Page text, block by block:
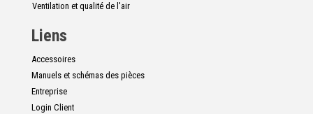
Ventilation et qualité de l'air
Liens
Accessoires
Manuels et schémas des pièces
Entreprise
Login Client